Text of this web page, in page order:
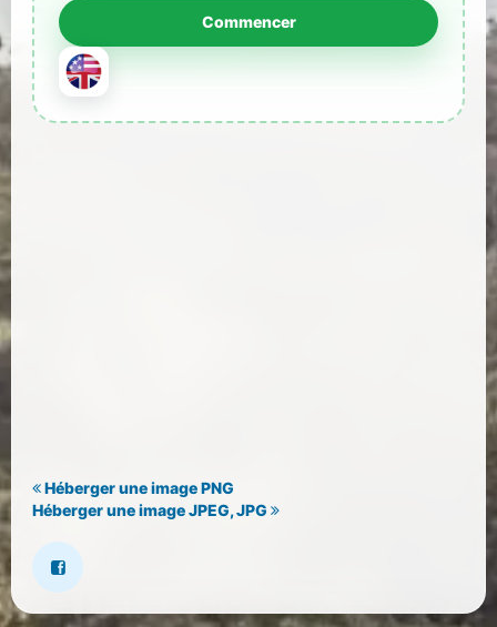
Héberger une image PNG
Héberger une image JPEG, JPG